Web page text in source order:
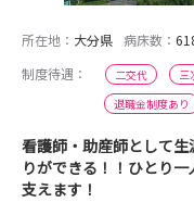
所在地： 大分県 病床数：
制度待遇：
二交代 三
退職金制度あり
看護師・助産師として
りができる！！ひとり
支えます！